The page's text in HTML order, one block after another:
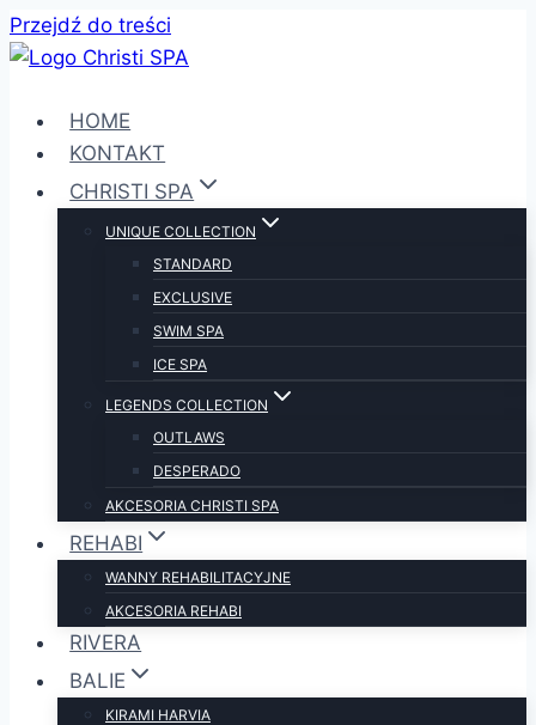
Przejdź do treści
HOME
KONTAKT
CHRISTI SPA
UNIQUE COLLECTION
STANDARD
EXCLUSIVE
SWIM SPA
ICE SPA
LEGENDS COLLECTION
OUTLAWS
DESPERADO
AKCESORIA CHRISTI SPA
REHABI
WANNY REHABILITACYJNE
AKCESORIA REHABI
RIVERA
BALIE
KIRAMI HARVIA